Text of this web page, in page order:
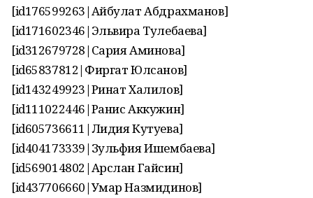
[id176599263|Айбулат Абдрахманов]
[id171602346|Эльвира Тулебаева]
[id312679728|Сария Аминова]
[id65837812|Фиргат Юлсанов]
[id143249923|Ринат Халилов]
[id111022446|Ранис Аккужин]
[id605736611|Лидия Кутуева]
[id404173339|Зульфия Ишембаева]
[id569014802|Арслан Гайсин]
[id437706660|Умар Назмидинов]